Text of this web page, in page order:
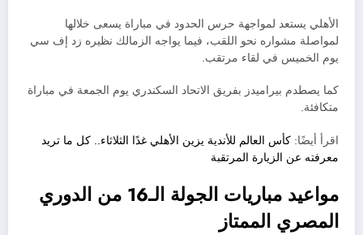
الأهلي يستعد لمواجهة حرس الحدود في مباراة يسعى خلالها
لمواصلة مشواره نحو اللقب، فيما يواجه الزمالك نظيره زد إف سي
يوم الخميس في لقاء مرتقب.
كما يصطدم بيراميدز بفريق الاتحاد السكندري يوم الجمعة في مباراة
متكافئة.
اقرأ أيضًا: كأس العالم للأندية يزين الأهلي غدًا الثلاثاء.. كل ما تريد
معرفته عن الزيارة المرتقبة
مواعيد مباريات الجولة الـ16 من الدوري
المصري الممتاز